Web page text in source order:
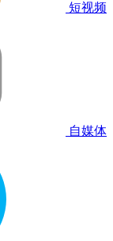
短视频
自媒体